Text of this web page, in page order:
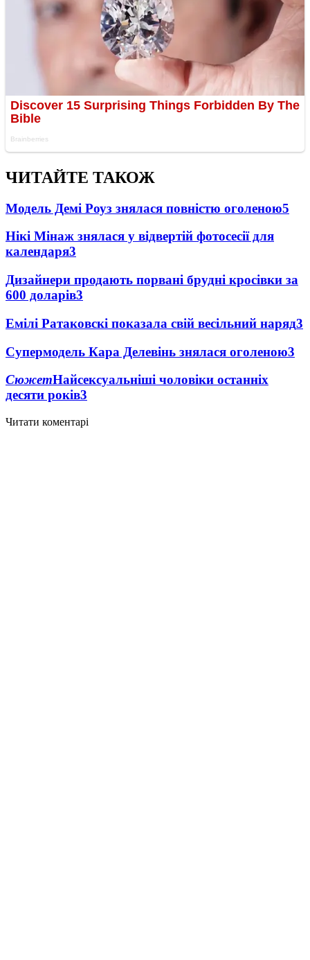
ЧИТАЙТЕ ТАКОЖ
Модель Демі Роуз знялася повністю оголеною5
Нікі Мінаж знялася у відвертій фотосесії для
календаря3
Дизайнери продають порвані брудні кросівки за
600 доларів3
Емілі Ратаковскі показала свій весільний наряд3
Супермодель Кара Делевінь знялася оголеною3
СюжетНайсексуальніші чоловіки останніх
десяти років3
Читати коментарі